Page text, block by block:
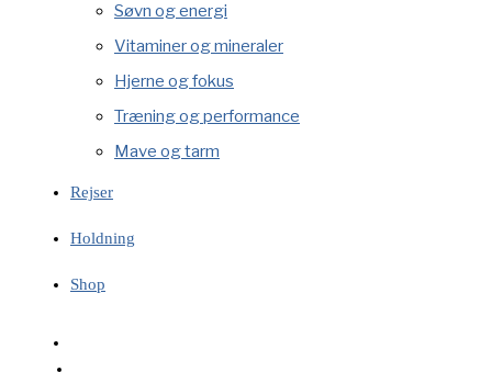
Søvn og energi
Vitaminer og mineraler
Hjerne og fokus
Træning og performance
Mave og tarm
Rejser
Holdning
Shop